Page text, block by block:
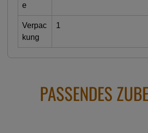
e
Verpac
kung
1
PASSENDES